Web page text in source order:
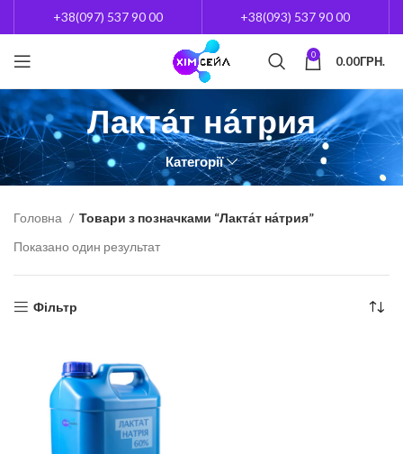
+38(097) 537 90 00 +38(093) 537 90 00
0 0.00ГРН.
Лакта́т на́трия
Категорії
Головна
Товари з позначками “Лакта́т на́трия”
Показано один результат
Фільтр